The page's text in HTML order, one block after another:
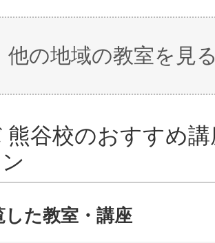
他の地域の教室を見
熊谷校のおすすめ
した教室・講座